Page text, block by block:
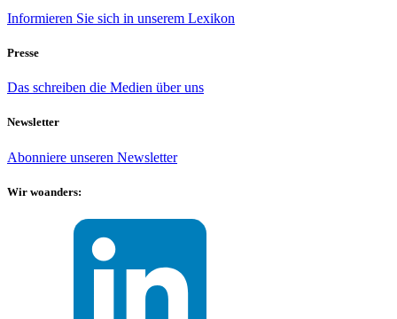
Informieren Sie sich in unserem Lexikon
Presse
Das schreiben die Medien über uns
Newsletter
Abonniere unseren Newsletter
Wir woanders: